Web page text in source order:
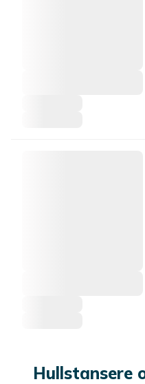
Hullstansere